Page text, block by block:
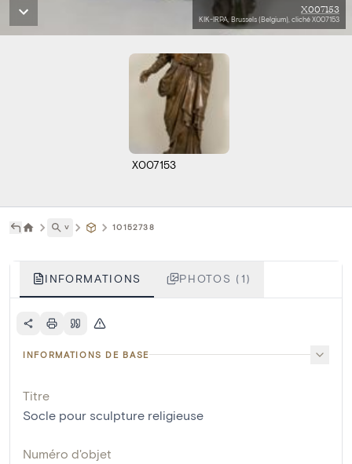
X007153
KIK-IRPA, Brussels (Belgium), cliché X007153
X007153
˅ 10152738
INFORMATIONS PHOTOS (1)
INFORMATIONS DE BASE
Titre
Socle pour sculpture religieuse
Numéro d'objet